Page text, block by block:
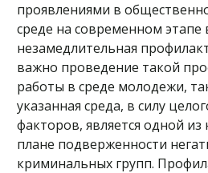
проявлениями в
среде на современном этапе
незамедлительная
важно проведение такой
работы в среде молодежи,
указанная среда, в силу
факторов, является одной
плане подверженности
криминальных групп.